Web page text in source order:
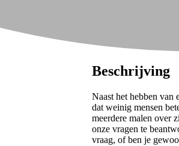
Beschrijving
Naast het hebben
dat weinig mensen
meerdere malen over
onze vragen te
vraag, of ben je